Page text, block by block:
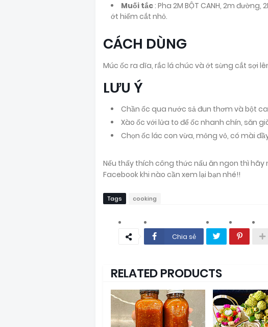
Muối tắc: Pha 2M BỘT CANH, 2m
ớt hiểm cắt nhỏ.
CÁCH DÙNG
Múc ốc ra dĩa, rắc lá chúc và ớt sừng cắt sợi
LƯU Ý
Chần ốc qua nước sả đun thơm và bột
Xào ốc với lửa to để ốc nhanh chín, săn
Chọn ốc lác con vừa, mỏng vỏ, có mài
Nếu thấy thích công thức nấu ăn ngon thì hãy
Facebook khi nào cần xem lại bạn nhé!!
Tags cooking
Chia sẻ
RELATED PRODUCTS